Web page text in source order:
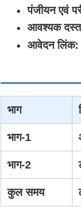
पंजीयन एवं
आवश्यक
आवेदन लिंक:
भाग
भाग-1
भाग-2
कुल समय